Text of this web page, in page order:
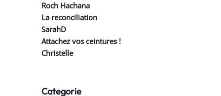
Roch Hachana
La reconciliation
SarahD
Attachez vos ceintures !
Christelle
Categorie